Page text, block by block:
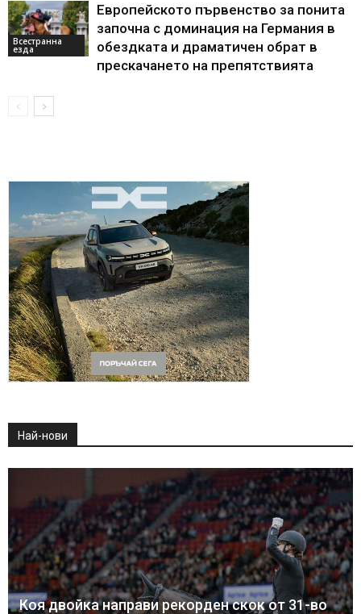
Всестранна
езда
Европейското първенство за понита
започна с доминация на Германия в
обездката и драматичен обрат в
прескачането на препятствията
Най-нови
Коя двойка направи рекорден скок от 31-во